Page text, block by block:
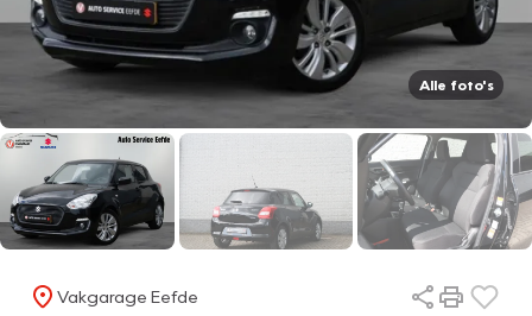
Alle foto's
Vakgarage Eefde